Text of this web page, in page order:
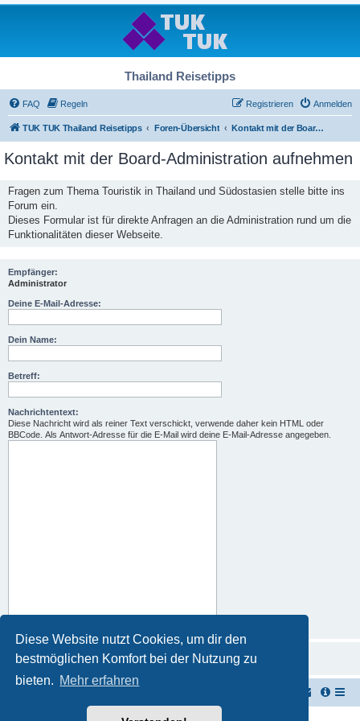
Diese Website nutzt Cookies, um dir den
bestmöglichen Komfort bei der Nutzung zu
bieten. Mehr erfahren
Thailand Reisetipps
FAQ Regeln Anmelden
Registrieren
TUK TUK Thailand Reisetipps Foren-Übersicht Kontakt mit der Board-Administration aufnehmen
Kontakt mit der Board-Administration aufnehmen
Fragen zum Thema Touristik in Thailand und Südostasien stelle bitte ins
Forum ein.
Dieses Formular ist für direkte Anfragen an die Administration rund um die
Funktionalitäten dieser Webseite.
Empfänger:
Administrator
Deine E-Mail-Adresse:
Dein Name:
Betreff:
Nachrichtentext:
Diese Nachricht wird als reiner Text verschickt, verwende daher kein HTML oder
BBCode. Als Antwort-Adresse für die E-Mail wird deine E-Mail-Adresse angegeben.